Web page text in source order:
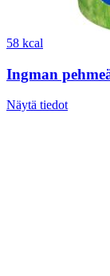
58 kcal
Ingman
Näytä tiedot